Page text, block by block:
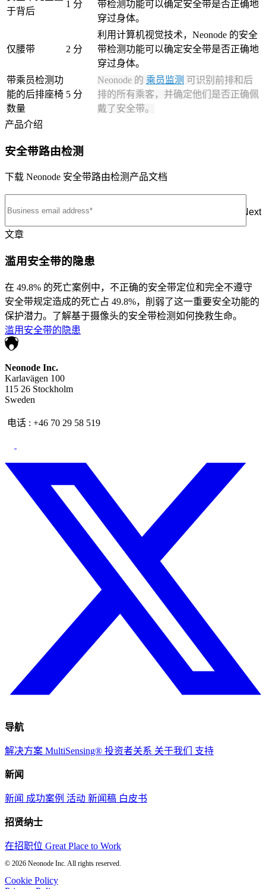
于背后
1 分
带检测功能可以确定安全带是否正确地
穿过身体。
仅腰带 2 分
利用计算机视觉技术，Neonode 的安全
带检测功能可以确定安全带是否正确地
穿过身体。
带乘员检测功
能的后排座椅
数量
5 分
Neonode 的 乘员监测 可识别前排和后
排的所有乘客，并确定他们是否正确佩
戴了安全带。
产品介绍
安全带路由检测
下载 Neonode 安全带路由检测产品文档
Next
文章
滥用安全带的隐患
在 49.8% 的死亡案例中，不正确的安全带定位和完全不遵守
安全带规定造成的死亡占 49.8%，削弱了这一重要安全功能的
保护潜力。了解基于摄像头的安全带检测如何挽救生命。
滥用安全带的隐患
Neonode Inc.
Karlavägen 100
115 26 Stockholm
Sweden
电话 : +46 70 29 58 519
导航
解决方案 MultiSensing® 投资者关系 关于我们 支持
新闻
新闻 成功案例 活动 新闻稿 白皮书
招贤纳士
在招职位 Great Place to Work
© 2026 Neonode Inc. All rights reserved.
Cookie Policy